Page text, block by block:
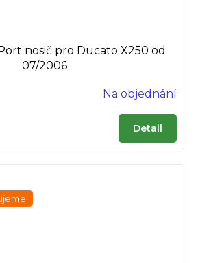
nosič pro Ducato X250 od
07/2006
Na objednání
Detail